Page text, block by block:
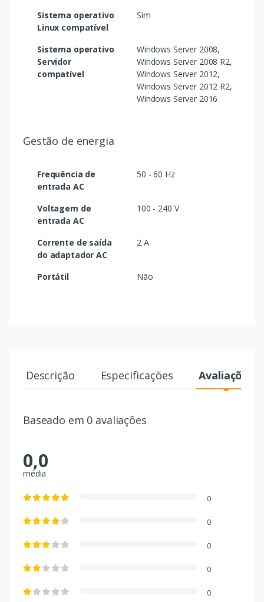
Sistema operativo
Linux compatível
Sim
Sistema operativo
Servidor
compatível
Windows Server 2008,
Windows Server 2008 R2,
Windows Server 2012,
Windows Server 2012 R2,
Windows Server 2016
Gestão de energia
Frequência de
entrada AC
50 - 60 Hz
Voltagem de
entrada AC
100 - 240 V
Corrente de saída
do adaptador AC
2 A
Portátil Não
Descrição Especificações Avaliações
Baseado em 0 avaliações
0,0
média
0
0
0
0
0